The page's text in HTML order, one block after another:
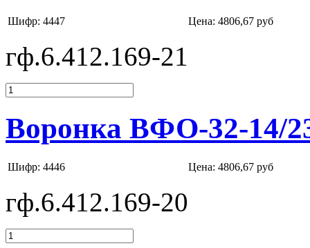
Шифр: 4447 Цена: 4806,67 руб
гф.6.412.169-21
Воронка ВФО-32-14/
Шифр: 4446 Цена: 4806,67 руб
гф.6.412.169-20